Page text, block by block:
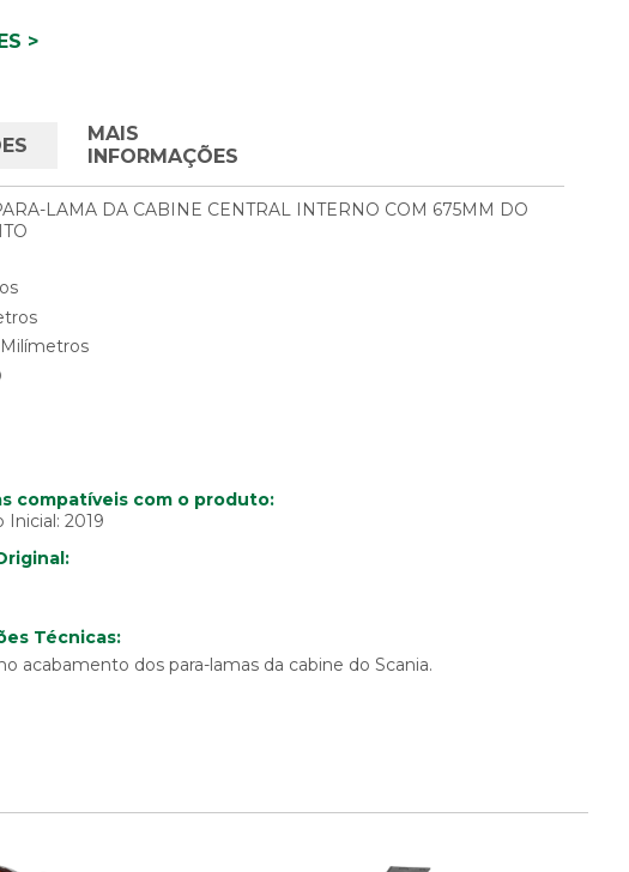
>
MAIS
INFORMAÇÕES
LAMA DA CABINE CENTRAL INTERNO COM 675MM DO
compatíveis com o produto:
Inicial: 2019
Técnicas:
acabamento dos para-lamas da cabine do Scania.